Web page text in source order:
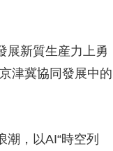
才藝 網展 央央好物
新質生産力上勇
津冀協同發展中的
，以AI“時空列